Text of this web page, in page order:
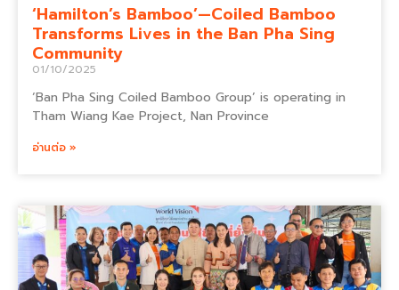
‘Hamilton’s Bamboo’—Coiled Bamboo
Transforms Lives in the Ban Pha Sing
Community
01/10/2025
‘Ban Pha Sing Coiled Bamboo Group’ is operating in
Tham Wiang Kae Project, Nan Province
อ่านต่อ »